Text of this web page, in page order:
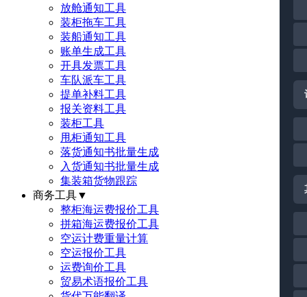
放舱通知工具
装柜拖车工具
装船通知工具
账单生成工具
开具发票工具
车队派车工具
提单补料工具
报关资料工具
装柜工具
甩柜通知工具
落货通知书批量生成
入货通知书批量生成
集装箱货物跟踪
商务工具▼
整柜海运费报价工具
拼箱海运费报价工具
空运计费重量计算
空运报价工具
运费询价工具
贸易术语报价工具